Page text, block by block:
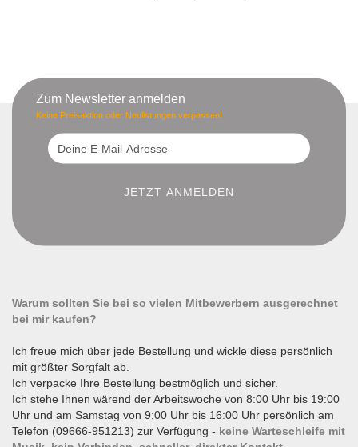
Zum Newsletter anmelden
Keine Preisaktion oder Neulistungen verpassen!
Warum sollten Sie bei so vielen Mitbewerbern ausgerechnet
bei mir kaufen?
Ich freue mich über jede Bestellung und wickle diese persönlich
mit größter Sorgfalt ab.
Ich verpacke Ihre Bestellung bestmöglich und sicher.
Ich stehe Ihnen wärend der Arbeitswoche von 8:00 Uhr bis 19:00
Uhr und am Samstag von 9:00 Uhr bis 16:00 Uhr persönlich am
Telefon (09666-951213) zur Verfügung - keine Warteschleife mit